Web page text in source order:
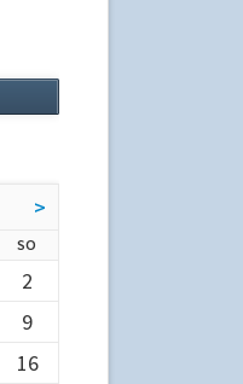
>
SO
2
9
16